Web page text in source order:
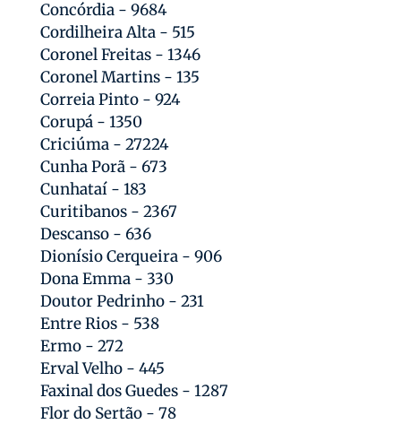
Concórdia - 9684
Cordilheira Alta - 515
Coronel Freitas - 1346
Coronel Martins - 135
Correia Pinto - 924
Corupá - 1350
Criciúma - 27224
Cunha Porã - 673
Cunhataí - 183
Curitibanos - 2367
Descanso - 636
Dionísio Cerqueira - 906
Dona Emma - 330
Doutor Pedrinho - 231
Entre Rios - 538
Ermo - 272
Erval Velho - 445
Faxinal dos Guedes - 1287
Flor do Sertão - 78